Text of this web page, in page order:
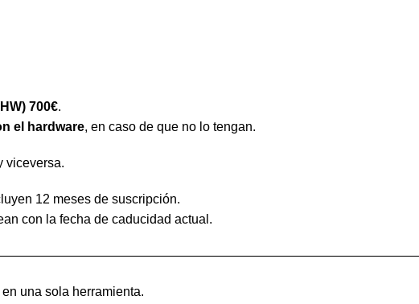
700€.
el hardware, en caso de que no lo tengan.
viceversa.
12 meses de suscripción.
con la fecha de caducidad actual.
una sola herramienta.